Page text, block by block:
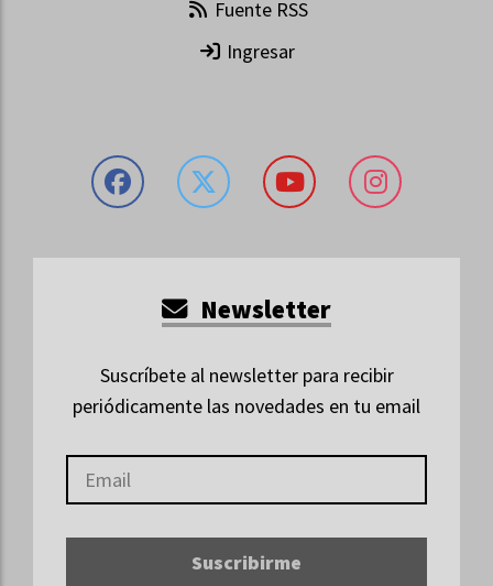
Fuente RSS
Ingresar
Newsletter
Suscríbete al newsletter para recibir
periódicamente las novedades en tu email
Suscribirme